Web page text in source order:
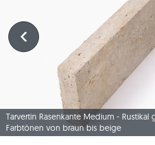
Tarvertin Rasenkante Medium - Rustikal
Farbtönen von braun bis beige